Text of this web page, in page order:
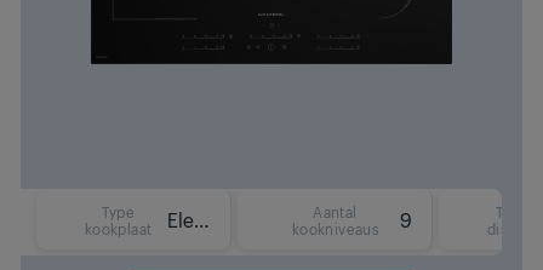
Type
kookplaat
Elektrisch (inductie)
Aantal
kookniveaus
Type
display